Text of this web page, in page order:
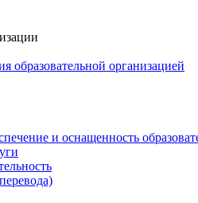
образовательной организацией
и оснащенность